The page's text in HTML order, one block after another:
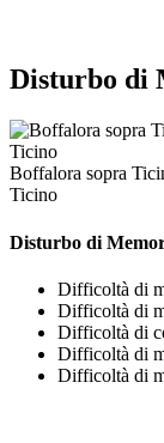
Disturbo di
Boffalora sopra
Ticino
Disturbo di
Difficoltà di
Difficoltà di
Difficoltà di
Difficoltà di
Difficoltà di